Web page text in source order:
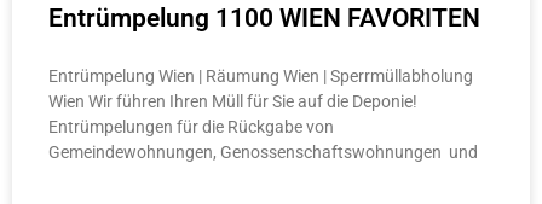
Entrümpelung 1100 WIEN FAVORITEN
Entrümpelung Wien | Räumung Wien | Sperrmüllabholung
Wien Wir führen Ihren Müll für Sie auf die Deponie!
Entrümpelungen für die Rückgabe von
Gemeindewohnungen, Genossenschaftswohnungen und